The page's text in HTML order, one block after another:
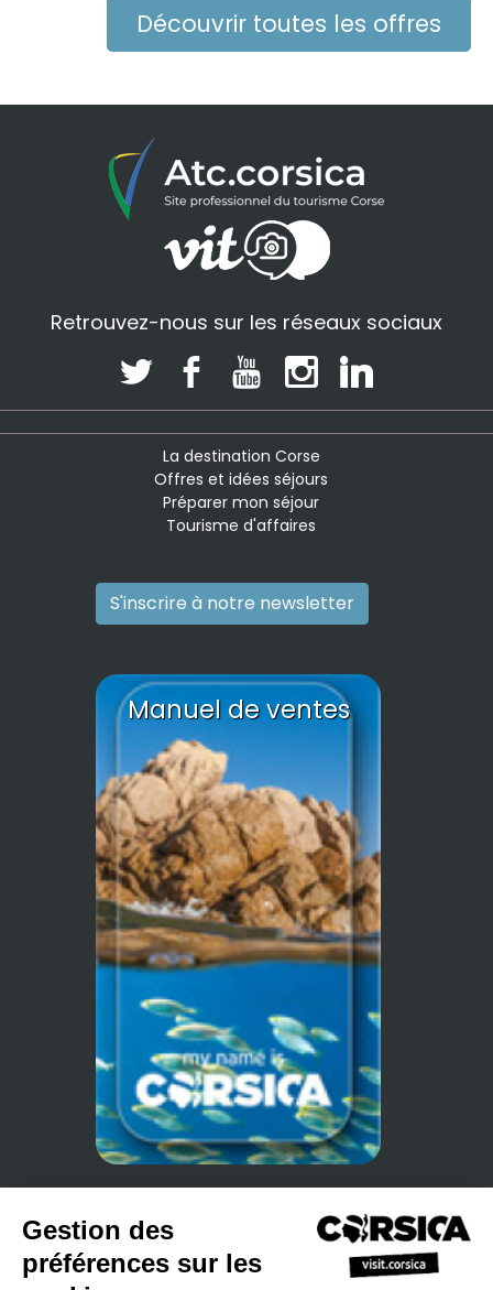
Découvrir toutes les offres
Retrouvez-nous sur les réseaux sociaux
La destination Corse
Offres et idées séjours
Préparer mon séjour
Tourisme d'affaires
S'inscrire à notre newsletter
Manuel de ventes